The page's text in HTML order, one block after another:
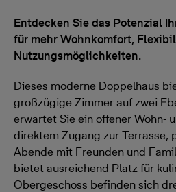
Entdecken Sie das Potenzial
für mehr Wohnkomfort,
Nutzungsmöglichkeiten.
Dieses moderne Doppelhaus
großzügige Zimmer auf zwei
erwartet Sie ein offener Wohn-
direktem Zugang zur Terrasse,
Abende mit Freunden und
bietet ausreichend Platz für
Obergeschoss befinden sich